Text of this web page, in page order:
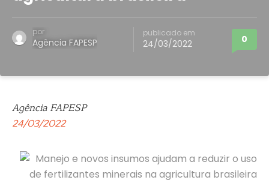
por
Agência FAPESP
publicado em
24/03/2022 0
Agência FAPESP
24/03/2022